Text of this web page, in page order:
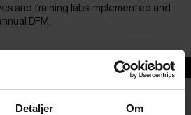
Detaljer Om
and training labs implemented and
DFM.